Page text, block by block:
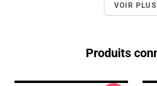
VOIR PLUS
Produits